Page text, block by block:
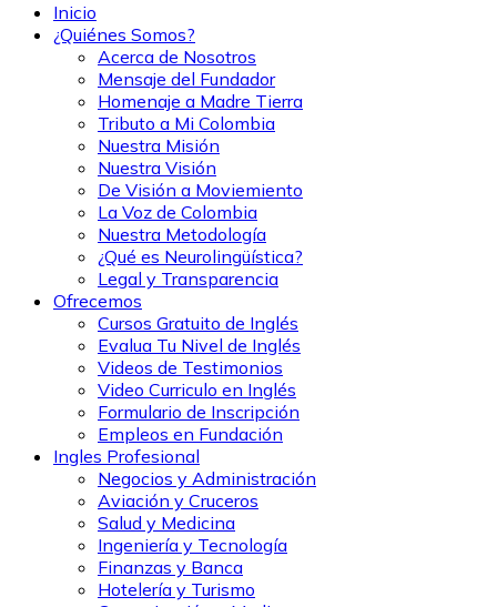
Inicio
¿Quiénes Somos?
Acerca de Nosotros
Mensaje del Fundador
Homenaje a Madre Tierra
Tributo a Mi Colombia
Nuestra Misión
Nuestra Visión
De Visión a Moviemiento
La Voz de Colombia
Nuestra Metodología
¿Qué es Neurolingüística?
Legal y Transparencia
Ofrecemos
Cursos Gratuito de Inglés
Evalua Tu Nivel de Inglés
Videos de Testimonios
Video Curriculo en Inglés
Formulario de Inscripción
Empleos en Fundación
Ingles Profesional
Negocios y Administración
Aviación y Cruceros
Salud y Medicina
Ingeniería y Tecnología
Finanzas y Banca
Hotelería y Turismo